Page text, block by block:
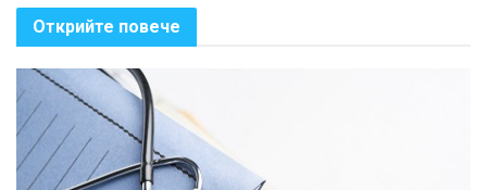
Открийте повече